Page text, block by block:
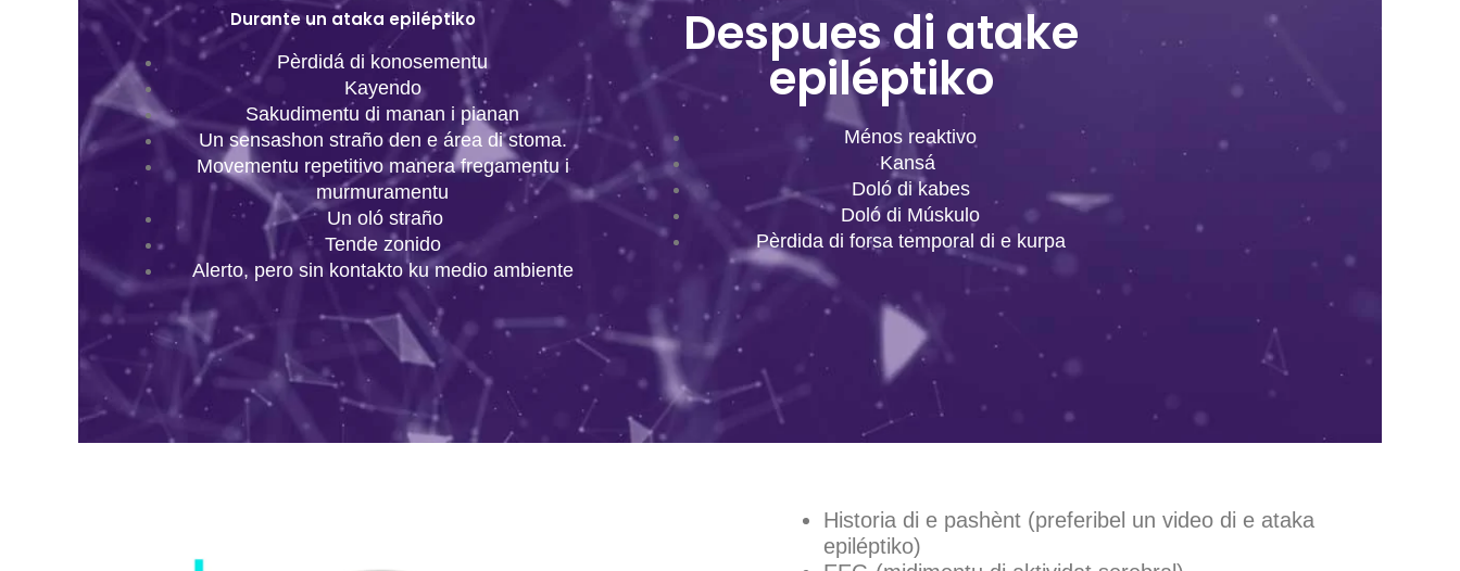
Durante un ataka epiléptiko
Pèrdidá di konosementu
Kayendo
Sakudimentu di manan i pianan
Un sensashon straño den e área di stoma.
Movementu repetitivo manera fregamentu i
murmuramentu
Un oló straño
Tende zonido
Alerto, pero sin kontakto ku medio ambiente
Despues di atake
epiléptiko
Ménos reaktivo
Kansá
Doló di kabes
Doló di Múskulo
Pèrdida di forsa temporal di e kurpa
Historia di e pashènt (preferibel un video di e ataka
epiléptiko)